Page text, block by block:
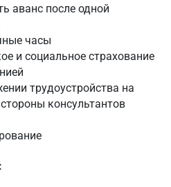
аванс после одной
часы
и социальное страхование
трудоустройства на
консультантов